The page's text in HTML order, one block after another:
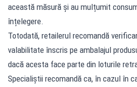
această măsură și au mulțumit
înțelegere.
Totodată, retailerul recomandă
valabilitate înscris pe ambalajul
dacă acesta face parte din loturile
Specialiștii recomandă ca, în cazul în